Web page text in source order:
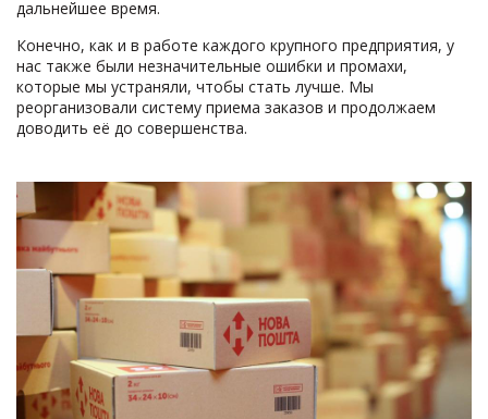
дальнейшее время.
Конечно, как и в работе каждого крупного предприятия, у
нас также были незначительные ошибки и промахи,
которые мы устраняли, чтобы стать лучше. Мы
реорганизовали систему приема заказов и продолжаем
доводить её до совершенства.